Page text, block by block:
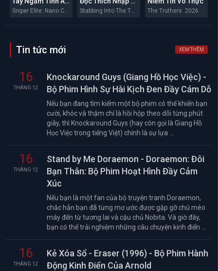
Stabbing Into The Throat 2026 The Truthers 2026
Tin tức mới XEM THÊM
16
THÁNG 12
Knockaround Guys (Giang Hồ Học Việc) -
Bộ Phim Hình Sự Hài Kịch Đen Đầy Cám Dỗ
Nếu bạn đang tìm kiếm một bộ phim có thể khiến bạn
cười, khóc và thậm chí là hồi hộp theo dõi từng phút
giây, thì Knockaround Guys (hay còn gọi là Giang Hồ
Học Việc trong tiếng Việt) chính là sự lựa ...
16
THÁNG 12
Stand by Me Doraemon - Doraemon: Đôi
Bạn Thân: Bộ Phim Hoạt Hình Đầy Cảm
Xúc
Nếu bạn là một fan của bộ truyện tranh Doraemon,
chắc hẳn bạn đã từng mơ ước được gặp gỡ chú mèo
máy đến từ tương lai và cậu chủ Nobita. Và giờ đây,
bạn có thể trải nghiệm những câu chuyện kinh điển ...
16
THÁNG 12
Kẻ Xóa Sổ - Eraser (1996) - Bộ Phim Hành
Động Kinh Điển Của Arnold